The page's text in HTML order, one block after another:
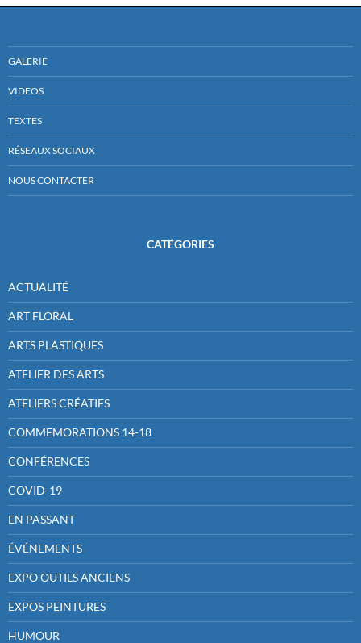
GALERIE
VIDEOS
TEXTES
RÉSEAUX SOCIAUX
NOUS CONTACTER
CATÉGORIES
ACTUALITÉ
ART FLORAL
ARTS PLASTIQUES
ATELIER DES ARTS
ATELIERS CRÉATIFS
COMMEMORATIONS 14-18
CONFÉRENCES
COVID-19
EN PASSANT
ÉVÉNEMENTS
EXPO OUTILS ANCIENS
EXPOS PEINTURES
HUMOUR